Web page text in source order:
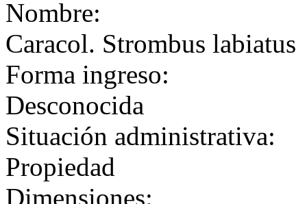
Nombre:
Caracol. Strombus labiatus
Forma ingreso:
Desconocida
Situación administrativa:
Propiedad
Dimensiones: